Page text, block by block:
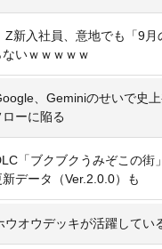
Z新入社員、意地でも「9月
いｗｗｗｗｗ
、Geminiのせいで史
ーに陥る
「ブクブクうみぞこの街
データ（Ver.2.0.0）も
ウオウデッキが活躍してい